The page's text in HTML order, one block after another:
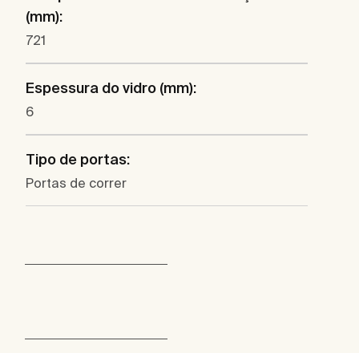
(mm):
721
Espessura do vidro (mm):
6
Tipo de portas:
Portas de correr